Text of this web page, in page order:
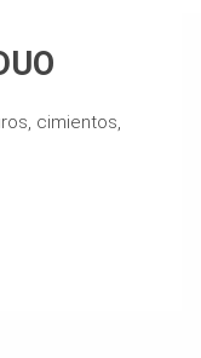
cimientos,